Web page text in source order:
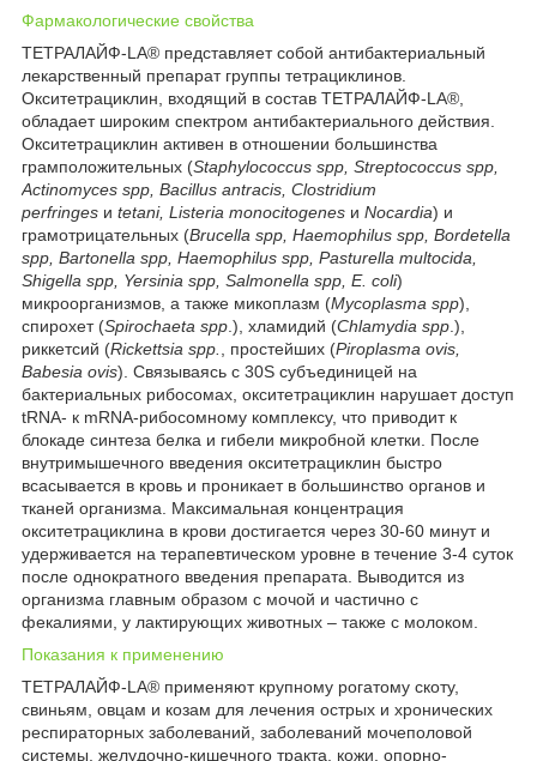
Фармакологические свойства
ТЕТРАЛАЙФ-LA® представляет собой антибактериальный
лекарственный препарат группы тетрациклинов.
Окситетрациклин, входящий в состав ТЕТРАЛАЙФ-LA®,
обладает широким спектром антибактериального действия.
Окситетрациклин активен в отношении большинства
грамположительных (Staphylococcus spр, Streptococcus spр,
Actinomyces spр, Bacillus antracis, Clostridium
perfringes и tetani, Listeria monocitogenes и Nocardia) и
грамотрицательных (Brucella spр, Haemophilus spр, Bordetella
spр, Bartonella spр, Haemophilus spр, Pasturella multocida,
Shigella spр, Yersinia spр, Salmonella spp, E. coli)
микроорганизмов, а также микоплазм (Mycoplasma spp),
спирохет (Spirochaeta spp.), хламидий (Chlamydia spp.),
риккетсий (Rickettsia spp., простейших (Piroplasma ovis,
Babesia ovis). Связываясь с 30S субъединицей на
бактериальных рибосомах, окситетрациклин нарушает доступ
tRNA- к mRNA-рибосомному комплексу, что приводит к
блокаде синтеза белка и гибели микробной клетки. После
внутримышечного введения окситетрациклин быстро
всасывается в кровь и проникает в большинство органов и
тканей организма. Максимальная концентрация
окситетрациклина в крови достигается через 30-60 минут и
удерживается на терапевтическом уровне в течение 3-4 суток
после однократного введения препарата. Выводится из
организма главным образом с мочой и частично с
фекалиями, у лактирующих животных – также с молоком.
Показания к применению
ТЕТРАЛАЙФ-LA® применяют крупному рогатому скоту,
свиньям, овцам и козам для лечения острых и хронических
респираторных заболеваний, заболеваний мочеполовой
системы, желудочно-кишечного тракта, кожи, опорно-